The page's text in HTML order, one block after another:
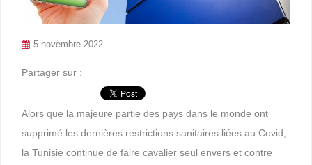
5 novembre 2022
Partager sur :
Alors que la majeure partie des pays dans le monde ont
supprimé les dernières restrictions sanitaires liées au Covid,
la Tunisie continue de faire cavalier seul envers et contre